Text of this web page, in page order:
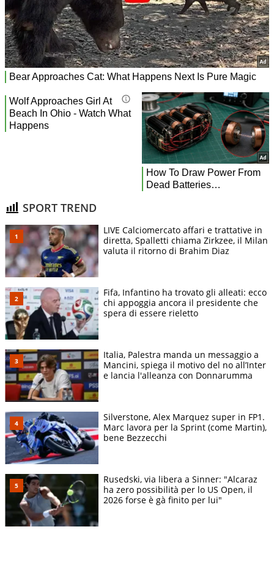
SPORT TREND
LIVE Calciomercato affari e trattative in
diretta, Spalletti chiama Zirkzee, il Milan
valuta il ritorno di Brahim Diaz
Fifa, Infantino ha trovato gli alleati: ecco
chi appoggia ancora il presidente che
spera di essere rieletto
Italia, Palestra manda un messaggio a
Mancini, spiega il motivo del no all’Inter
e lancia l'alleanza con Donnarumma
Silverstone, Alex Marquez super in FP1.
Marc lavora per la Sprint (come Martin),
bene Bezzecchi
Rusedski, via libera a Sinner: "Alcaraz
ha zero possibilità per lo US Open, il
2026 forse è gà finito per lui"